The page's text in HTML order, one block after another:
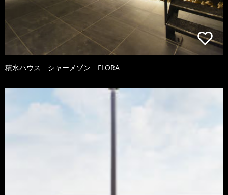
積水ハウス シャーメゾン FLORA